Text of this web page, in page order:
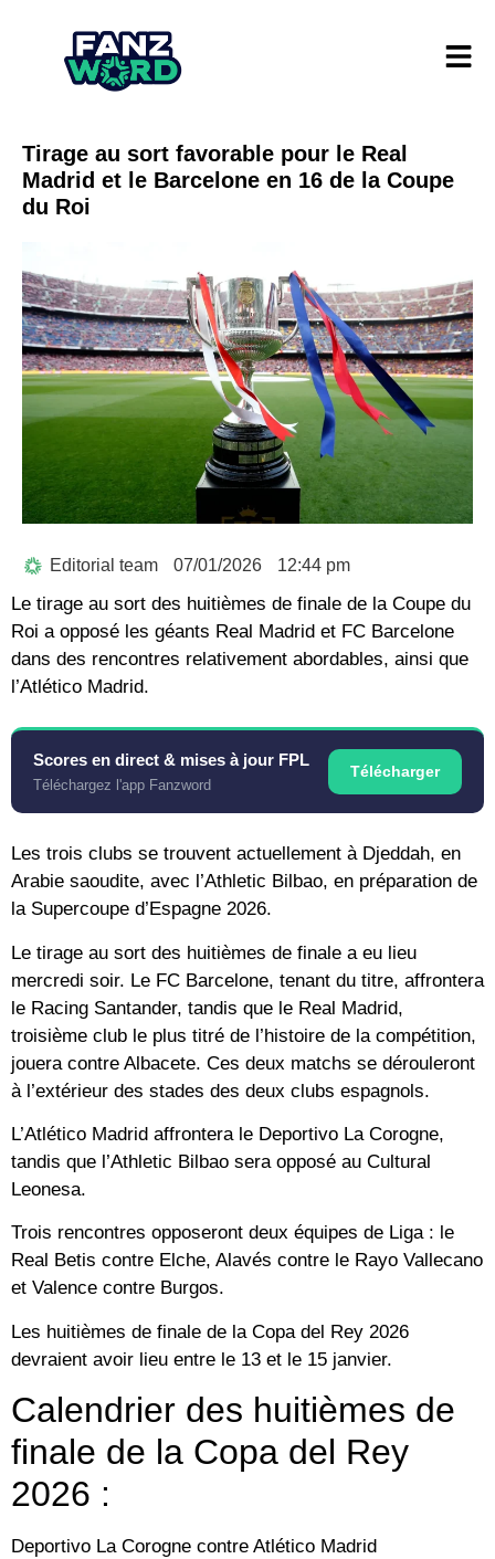
Tirage au sort favorable pour le Real
Madrid et le Barcelone en 16 de la Coupe
du Roi
Editorial team 07/01/2026 12:44 pm
Le tirage au sort des huitièmes de finale de la Coupe du
Roi a opposé les géants Real Madrid et FC Barcelone
dans des rencontres relativement abordables, ainsi que
l’Atlético Madrid.
Scores en direct & mises à jour FPL
Téléchargez l'app Fanzword
Télécharger
Les trois clubs se trouvent actuellement à Djeddah, en
Arabie saoudite, avec l’Athletic Bilbao, en préparation de
la Supercoupe d’Espagne 2026.
Le tirage au sort des huitièmes de finale a eu lieu
mercredi soir. Le FC Barcelone, tenant du titre, affrontera
le Racing Santander, tandis que le Real Madrid,
troisième club le plus titré de l’histoire de la compétition,
jouera contre Albacete. Ces deux matchs se dérouleront
à l’extérieur des stades des deux clubs espagnols.
L’Atlético Madrid affrontera le Deportivo La Corogne,
tandis que l’Athletic Bilbao sera opposé au Cultural
Leonesa.
Trois rencontres opposeront deux équipes de Liga : le
Real Betis contre Elche, Alavés contre le Rayo Vallecano
et Valence contre Burgos.
Les huitièmes de finale de la Copa del Rey 2026
devraient avoir lieu entre le 13 et le 15 janvier.
Calendrier des huitièmes de
finale de la Copa del Rey
2026 :
Deportivo La Corogne contre Atlético Madrid